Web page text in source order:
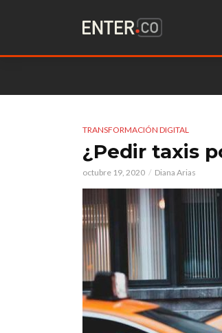
TRANSFORMACIÓN DIGITAL
¿Pedir taxis
octubre 19, 2020 Diana Arias